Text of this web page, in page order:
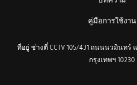
คู่มือการใช้งาน
ที่อยู่ ช่างตี๋ CCTV 105/431 ถนนนวมินท
กรุงเทพฯ 10230